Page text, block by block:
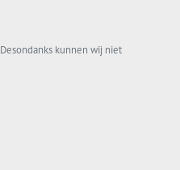
kunnen wij niet